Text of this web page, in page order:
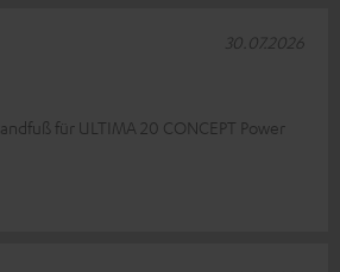
für ULTIMA 20 CONCEPT Power
30.07.2026